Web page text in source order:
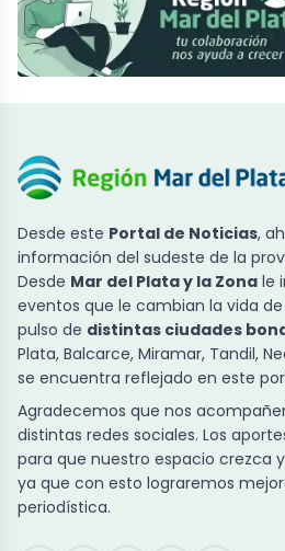
Desde este Portal de Noticias,
información del sudeste de la
Desde Mar del Plata y la Zona le
eventos que le cambian la vida de
pulso de distintas ciudades
Plata, Balcarce, Miramar, Tandil,
se encuentra reflejado en este
Agradecemos que nos
distintas redes sociales. Los
para que nuestro espacio crezca
ya que con esto lograremos
periodística.